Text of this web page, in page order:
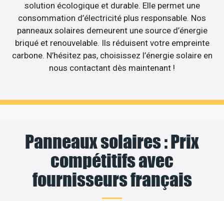
solution écologique et durable. Elle permet une
consommation d’électricité plus responsable. Nos
panneaux solaires demeurent une source d’énergie
briqué et renouvelable. Ils réduisent votre empreinte
carbone. N’hésitez pas, choisissez l’énergie solaire en
nous contactant dès maintenant !
Panneaux solaires : Prix
compétitifs avec
fournisseurs français